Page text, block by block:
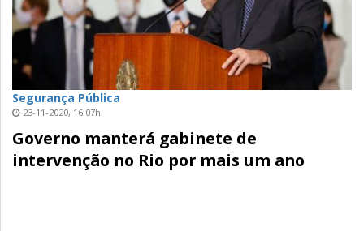
Segurança Pública
23-11-2020, 16:07h
Governo manterá gabinete de
intervenção no Rio por mais um ano